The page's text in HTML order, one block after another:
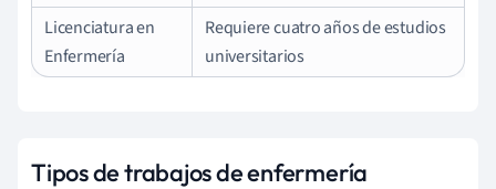
Licenciatura en
Enfermería
Requiere cuatro años de estudios
universitarios
Tipos de trabajos de enfermería